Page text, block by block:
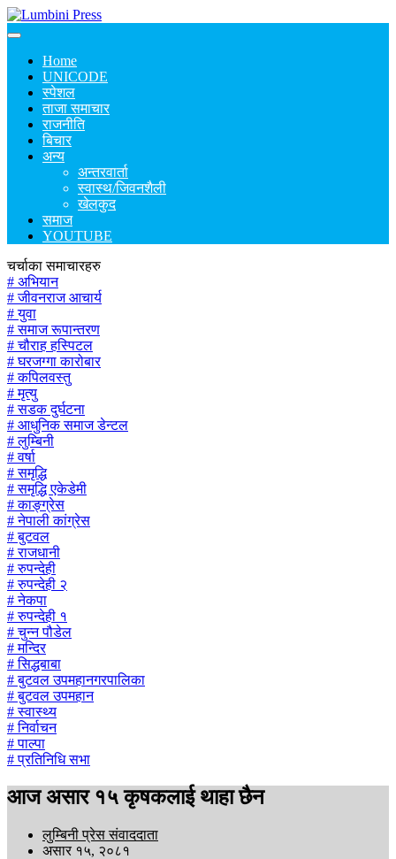
Home
UNICODE
स्पेशल
ताजा समाचार
राजनीति
बिचार
अन्य
अन्तरवार्ता
स्वास्थ/जिवनशैली
खेलकुद
समाज
YOUTUBE
चर्चाका समाचारहरु
# अभियान
# जीवनराज आचार्य
# युवा
# समाज रूपान्तरण
# चौराह हस्पिटल
# घरजग्गा कारोबार
# कपिलवस्तु
# मृत्यु
# सडक दुर्घटना
# आधुनिक समाज डेन्टल
# लुम्बिनी
# वर्षा
# समृद्धि
# समृद्धि एकेडेमी
# काङ्ग्रेस
# नेपाली कांग्रेस
# बुटवल
# राजधानी
# रुपन्देही
# रुपन्देही २
# नेकपा
# रुपन्देही १
# चुन्न पौडेल
# मन्दिर
# सिद्धबाबा
# बुटवल उपमहानगरपालिका
# बुटवल उपमहान
# स्वास्थ्य
# निर्वाचन
# पाल्पा
# प्रतिनिधि सभा
आज असार १५ कृषकलाई थाहा छैन
लुम्बिनी प्रेस संवाददाता
असार १५, २०८१